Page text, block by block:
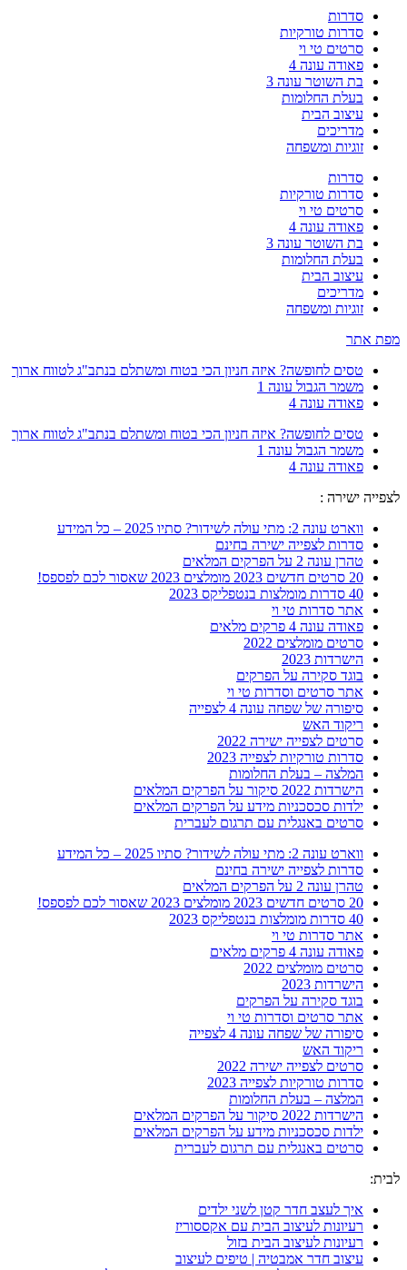
סדרות
סדרות טורקיות
סרטים טי וי
פאודה עונה 4
בת השוטר עונה 3
בעלת החלומות
עיצוב הבית
מדריכים
זוגיות ומשפחה
סדרות
סדרות טורקיות
סרטים טי וי
פאודה עונה 4
בת השוטר עונה 3
בעלת החלומות
עיצוב הבית
מדריכים
זוגיות ומשפחה
מפת אתר
טסים לחופשה? איזה חניון הכי בטוח ומשתלם בנתב"ג לטווח ארוך
משמר הגבול עונה 1
פאודה עונה 4
טסים לחופשה? איזה חניון הכי בטוח ומשתלם בנתב"ג לטווח ארוך
משמר הגבול עונה 1
פאודה עונה 4
לצפייה ישירה :
ווארט עונה 2: מתי עולה לשידור? סתיו 2025 – כל המידע
סדרות לצפייה ישירה בחינם
טהרן עונה 2 על הפרקים המלאים
20 סרטים חדשים 2023 מומלצים 2023 שאסור לכם לפספס!
40 סדרות מומלצות בנטפליקס 2023
אתר סדרות טי וי
פאודה עונה 4 פרקים מלאים
סרטים מומלצים 2022
הישרדות 2023
בוגד סקירה על הפרקים
אתר סרטים וסדרות טי וי
סיפורה של שפחה עונה 4 לצפייה
ריקוד האש
סרטים לצפייה ישירה 2022
סדרות טורקיות לצפייה 2023
המלצה – בעלת החלומות
הישרדות 2022 סיקור על הפרקים המלאים
ילדות סכסכניות מידע על הפרקים המלאים
סרטים באנגלית עם תרגום לעברית
ווארט עונה 2: מתי עולה לשידור? סתיו 2025 – כל המידע
סדרות לצפייה ישירה בחינם
טהרן עונה 2 על הפרקים המלאים
20 סרטים חדשים 2023 מומלצים 2023 שאסור לכם לפספס!
40 סדרות מומלצות בנטפליקס 2023
אתר סדרות טי וי
פאודה עונה 4 פרקים מלאים
סרטים מומלצים 2022
הישרדות 2023
בוגד סקירה על הפרקים
אתר סרטים וסדרות טי וי
סיפורה של שפחה עונה 4 לצפייה
ריקוד האש
סרטים לצפייה ישירה 2022
סדרות טורקיות לצפייה 2023
המלצה – בעלת החלומות
הישרדות 2022 סיקור על הפרקים המלאים
ילדות סכסכניות מידע על הפרקים המלאים
סרטים באנגלית עם תרגום לעברית
לבית:
איך לעצב חדר קטן לשני ילדים
רעיונות לעיצוב הבית עם אקססוריז
רעיונות לעיצוב הבית בזול
עיצוב חדר אמבטיה | טיפים לעיצוב